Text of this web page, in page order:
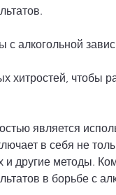
с алкогольной
хитростей, чтобы
является
в себя не
и другие методы.
в борьбе с